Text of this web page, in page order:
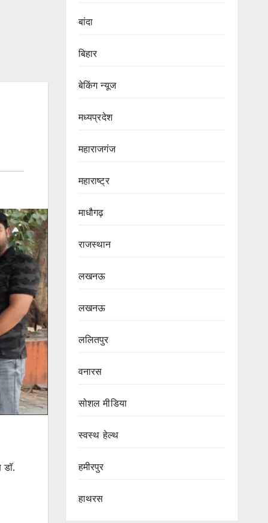
डॉ.
बांदा
बिहार
बेकिंग न्यूज
मध्यप्रदेश
महाराजगंज
महाराष्ट्र
माधौगढ़
राजस्थान
लखनऊ
लखनऊ
ललितपुर
वनारस
सोशल मीडिया
स्वस्थ हेल्थ
हमीरपुर
हाथरस